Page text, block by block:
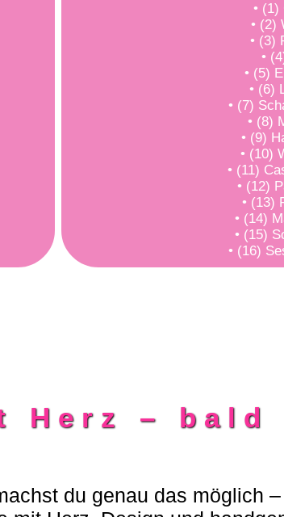
• (1)
• (2)
• (3)
•
• (5)
• (6)
• (7)
• (8)
• (9)
• (10)
• (11)
• (12)
• (13)
• (14)
• (15)
• (16)
Herz – bald
du genau das möglich –